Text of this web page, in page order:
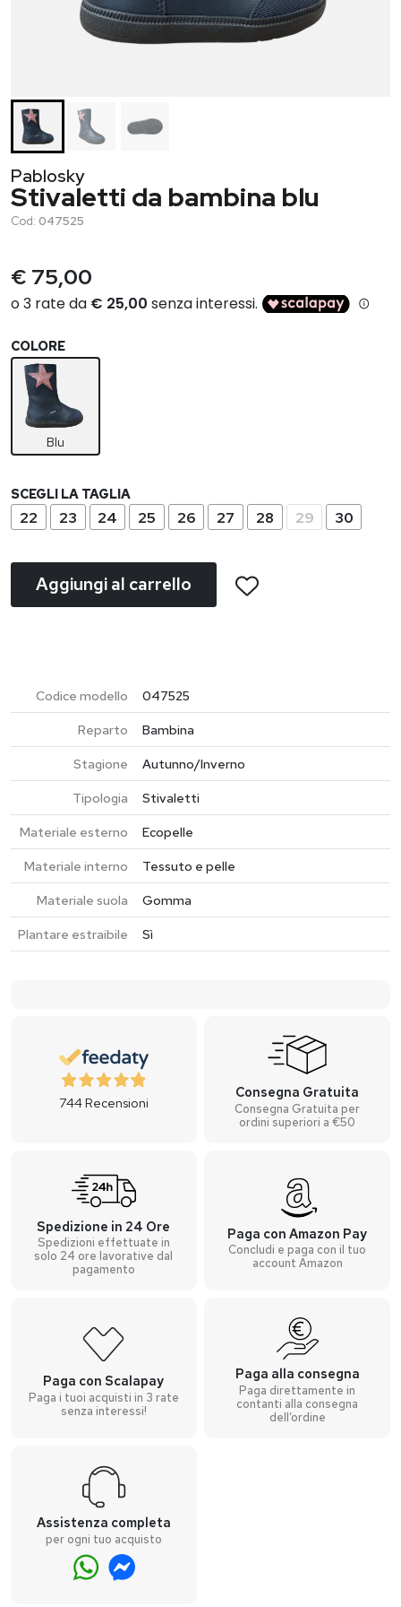
Pablosky
Stivaletti da bambina blu
Cod: 047525
€ 75,00
COLORE
Blu
SCEGLI LA TAGLIA
22 23 24 25 26 27 28 29 30
Aggiungi al carrello
Codice modello
047525
Reparto
Bambina
Stagione
Autunno/Inverno
Tipologia
Stivaletti
Materiale esterno
Ecopelle
Materiale interno
Tessuto e pelle
Materiale suola
Gomma
Plantare estraibile
Sì
744Recensioni
Consegna Gratuita
Consegna Gratuita per
ordini superiori a €50
Spedizione in 24 Ore
Spedizioni effettuate in
solo 24 ore lavorative dal
pagamento
Paga con Amazon Pay
Concludi e paga con il tuo
account Amazon
Paga con Scalapay
Paga i tuoi acquisti in 3 rate
senza interessi!
Paga alla consegna
Paga direttamente in
contanti alla consegna
dell’ordine
Assistenza completa
per ogni tuo acquisto